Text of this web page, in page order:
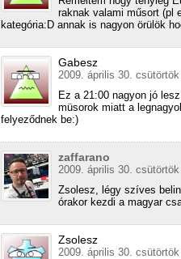
raknak valami műsort (pl
kategória:D annak is nagyon örülök
Gabesz
2009. április 30.
Ez a 21:00 nagyon jó
müsorok miatt a
felyeződnek be:)
zaffarano
2009. április 30.
Zsolesz, légy szíves
órakor kezdi a magyar
Zsolesz
2009. április 30.